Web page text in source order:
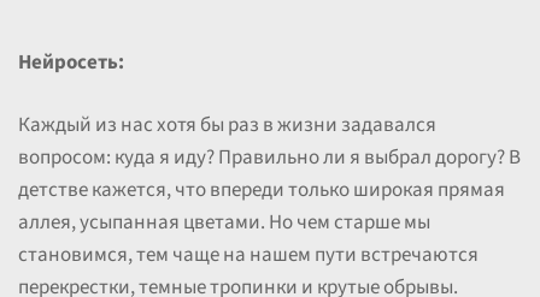
Нейросеть:
Каждый из нас хотя бы раз в жизни задавался
вопросом: куда я иду? Правильно ли я выбрал дорогу? В
детстве кажется, что впереди только широкая прямая
аллея, усыпанная цветами. Но чем старше мы
становимся, тем чаще на нашем пути встречаются
перекрестки, темные тропинки и крутые обрывы.